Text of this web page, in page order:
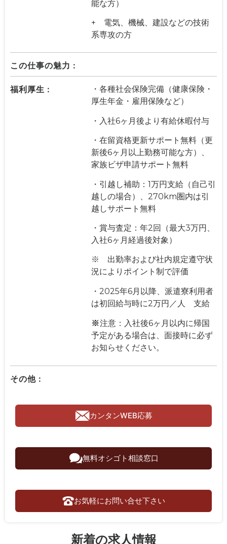
能な方）
+ 電気、機械、建設などの技術
系専攻の方
この仕事の魅力 :
福利厚生 :
・各種社会保険完備（健康保険・
厚生年金・雇用保険など）
・入社6ヶ月後より有給休暇付与
・在留資格更新サポート無料（更
新後6ヶ月以上勤務可能な方）、
家族ビザ申請サポート無料
・引越し補助：1万円支給（自己引
越しの場合）、270km圏内は引
越しサポート無料
・賞与査定：年2回（最大3万円、
入社6ヶ月経過後対象）
※ 出勤率および社内規定遵守状
況によりポイント制で評価
・2025年6月以降、派遣寮利用者
は初回給与時に2万円／人 支給
※注意：入社後6ヶ月以内に帰国
予定がある場合は、面接時に必ず
お知らせください。
その他 :
カンタンWEB応募
無料オシゴト相談窓口
お気軽にお問い合せ下さい
新着の求人情報